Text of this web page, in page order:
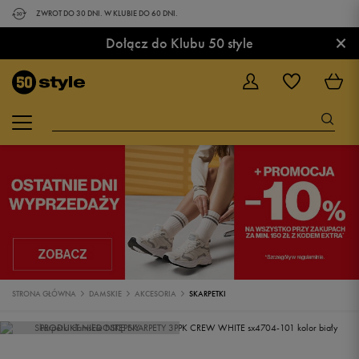
ZWROT DO 30 DNI. W KLUBIE DO 60 DNI.
Dołącz do Klubu 50 style ×
STRONA GŁÓWNA DAMSKIE AKCESORIA SKARPETKI
PRODUKT NIEDOSTĘPNY